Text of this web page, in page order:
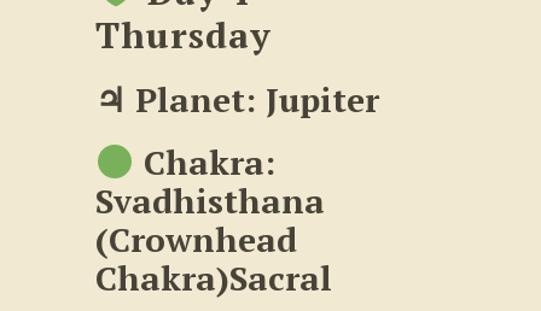
Thursday
♃ Planet: Jupiter
Chakra:
Svadhisthana
(Crownhead
Chakra)Sacral